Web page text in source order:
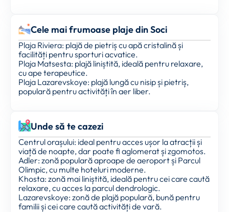
Cele mai frumoase plaje din Soci
Plaja Riviera: plajă de pietriș cu apă cristalină și
facilități pentru sporturi acvatice.
Plaja Matsesta: plajă liniștită, ideală pentru relaxare,
cu ape terapeutice.
Plaja Lazarevskoye: plajă lungă cu nisip și pietriș,
populară pentru activități în aer liber.
Unde să te cazezi
Centrul orașului: ideal pentru acces ușor la atracții și
viață de noapte, dar poate fi aglomerat și zgomotos.
Adler: zonă populară aproape de aeroport și Parcul
Olimpic, cu multe hoteluri moderne.
Khosta: zonă mai liniștită, ideală pentru cei care caută
relaxare, cu acces la parcul dendrologic.
Lazarevskoye: zonă de plajă populară, bună pentru
familii și cei care caută activități de vară.